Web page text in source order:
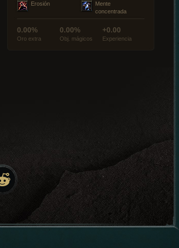
Erosión
Mente
concentrada
0.00%
Oro extra
0.00%
Obj. mágicos
+0.00
Experiencia